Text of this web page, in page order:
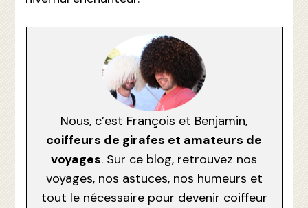
Nous, c’est François et Benjamin,
coiffeurs de girafes et amateurs de
voyages. Sur ce blog, retrouvez nos
voyages, nos astuces, nos humeurs et
tout le nécessaire pour devenir coiffeur